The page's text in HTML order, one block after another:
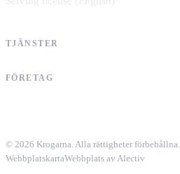
TJÄNSTER
FÖRETAG
© 2026 Krogarna. Alla rättigheter förbehållna.
WebbplatskartaWebbplats av Alectiv